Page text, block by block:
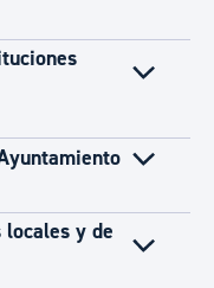
y de